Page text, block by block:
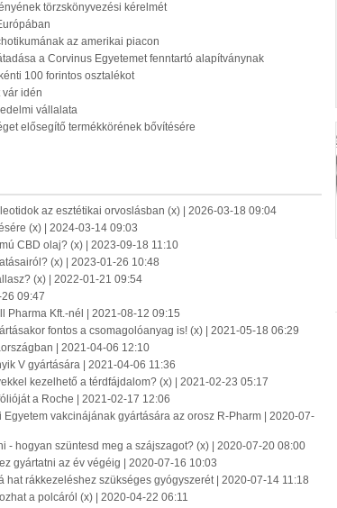
törzskönyvezési kérelmét
az amerikai piacon
a Corvinus Egyetemet fenntartó alapítványnak
100 forintos osztalékot
idén
vállalata
elősegítő termékkörének bővítésére
az esztétikai orvoslásban (x) | 2026-03-18 09:04
(x) | 2024-03-14 09:03
CBD olaj? (x) | 2023-09-18 11:10
(x) | 2023-01-26 10:48
(x) | 2022-01-21 09:54
09:47
Pharma Kft.-nél | 2021-08-12 09:15
fontos a csomagolóanyag is! (x) | 2021-05-18 06:29
| 2021-04-06 12:10
V gyártására | 2021-04-06 11:36
kezelhető a térdfájdalom? (x) | 2021-02-23 05:17
a Roche | 2021-02-17 12:06
Egyetem vakcinájának gyártására az orosz R-Pharm | 2020-07-
- hogyan szüntesd meg a szájszagot? (x) | 2020-07-20 08:00
gyártatni az év végéig | 2020-07-16 10:03
hat rákkezeléshez szükséges gyógyszerét | 2020-07-14 11:18
a polcáról (x) | 2020-04-22 06:11